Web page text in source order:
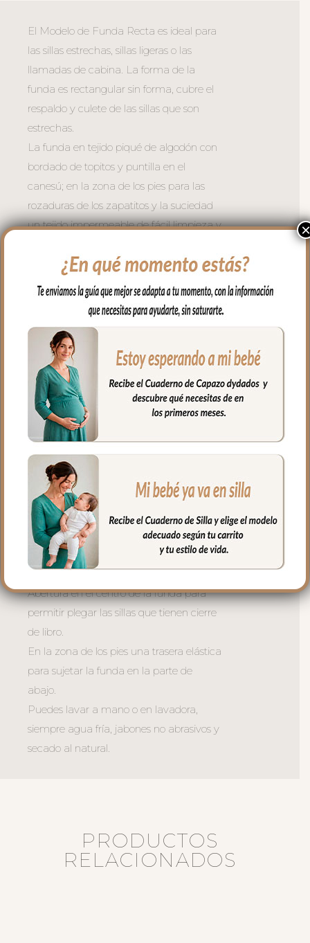
El Modelo de Funda Recta es ideal para
las sillas estrechas, sillas ligeras o las
llamadas de cabina. La forma de la
funda es rectangular sin forma, cubre el
respaldo y culete de las sillas que son
estrechas.
La funda en tejido piqué de algodón con
bordado de topitos y puntilla en el
canesú; en la zona de los pies para las
rozaduras de los zapatitos y la suciedad
un tejido impermeable de fácil limpieza y
El relleno de la funda es de micro fibra
hueca para mayor confort del bebé y
muy buena transpirabilidad. Por el revés
un tejido rejilla 3D para una mejor
ventilación.
Para sujetar la funda en la silla tenemos
las cintas y las gomitas para sujetar en la
parte de arriba del respaldo. Cuenta con
el sistema de sujeción S_PLUS para
conseguir que a la funda quede mejor
sujeta al respaldo. Son unas cintas que
pasas por las aberturas de los arneses en
el respaldo hasta pasar a la parte
posterior y se abrochan entre ellas.
Las aberturas verticales en el respaldo y
ojales en el culete son aptas para la salida
de arenes de todo tipo de sillas.
Abertura en el centro de la funda para
permitir plegar las sillas que tienen cierre
de libro.
En la zona de los pies una trasera elástica
para sujetar la funda en la parte de
abajo.
Puedes lavar a mano o en lavadora,
siempre agua fría, jabones no abrasivos y
secado al natural.
PRODUCTOS
RELACIONADOS
×